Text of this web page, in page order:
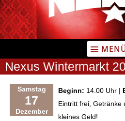
Nexus Wintermarkt
Samstag
17
Dezember
Beginn: 14.00 Uhr |
Eintritt frei, Getränke
kleines Geld!